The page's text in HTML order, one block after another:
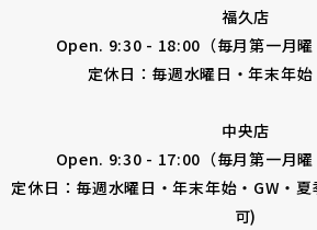
福久店
Open. 9:30 - 18:00（毎月第一月曜
定休日：毎週水曜日・年末年
中央店
Open. 9:30 - 17:00（毎月第一月曜
定休日：毎週水曜日・年末年始・GW・
可)